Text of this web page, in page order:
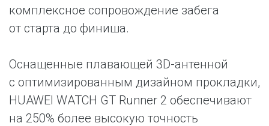
комплексное сопровождение забега
от старта до финиша.
Оснащенные плавающей 3D-антенной
с оптимизированным дизайном прокладки,
HUAWEI WATCH GT Runner 2 обеспечивают
на 250% более высокую точность